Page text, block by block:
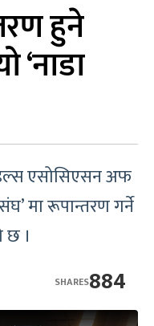
हुने
‘नाडा
एसोसिएसन अफ
मा रूपान्तरण गर्ने
छ ।
884
SHARES